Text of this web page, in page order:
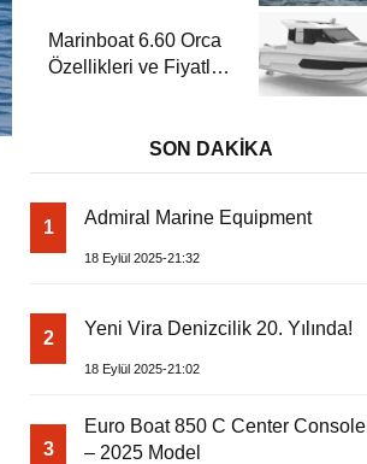
Lüks Tekne
Marinboat 6.60 Orca
Özellikleri ve Fiyatları
SON DAKİKA
1 Admiral Marine Equipment
18 Eylül 2025-21:32
2 Yeni Vira Denizcilik 20. Yılında!
18 Eylül 2025-21:02
3
Euro Boat 850 C Center Console
– 2025 Model